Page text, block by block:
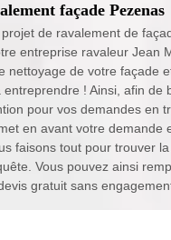
façade Pezenas
de ravalement de
entreprise ravaleur Jean
nettoyage de votre façade
entreprendre ! Ainsi, afin de
pour vos demandes en
en avant votre demande
faisons tout pour trouver
Vous pouvez ainsi
gratuit sans